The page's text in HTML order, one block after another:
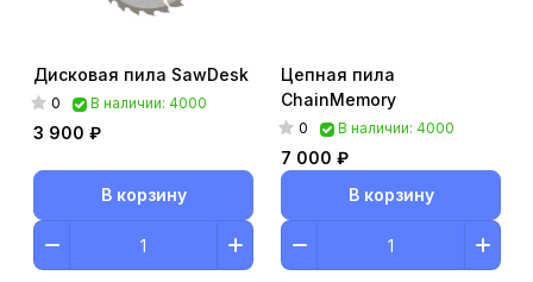
Дисковая пила SawDesk
0 В наличии: 4000
3 900 ₽
В корзину
Цепная пила
ChainMemory
0 В наличии: 4000
7 000 ₽
В корзину